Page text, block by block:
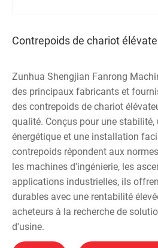
Contrepoids de chariot
Zunhua Shengjian Fanrong
des principaux fabricants et
des contrepoids de chariot
qualité. Conçus pour une stabilité,
énergétique et une installation
contrepoids répondent aux
les machines d'ingénierie, les
applications industrielles, ils
durables avec une rentabilité
acheteurs à la recherche de
d'usine.